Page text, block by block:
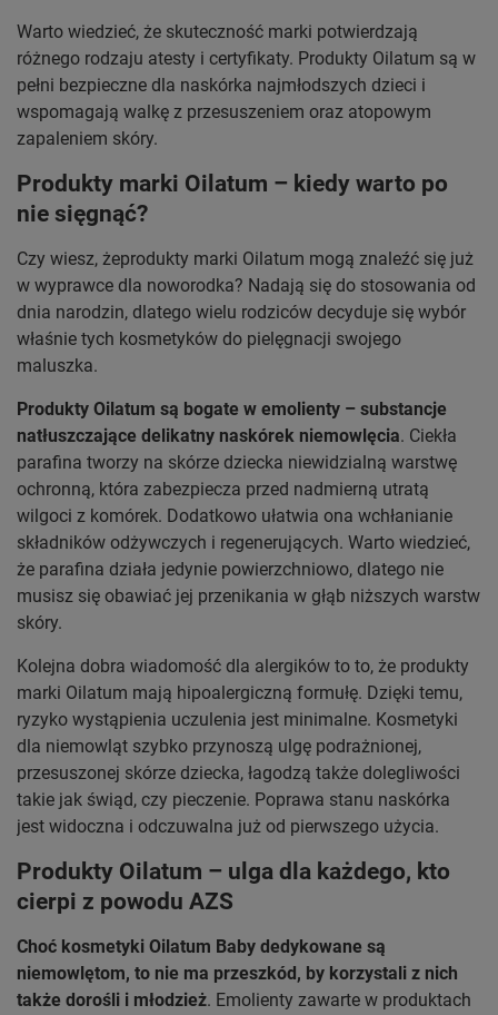
Warto wiedzieć, że skuteczność marki potwierdzają
różnego rodzaju atesty i certyfikaty. Produkty Oilatum są w
pełni bezpieczne dla naskórka najmłodszych dzieci i
wspomagają walkę z przesuszeniem oraz atopowym
zapaleniem skóry.
Produkty marki Oilatum – kiedy warto po
nie sięgnąć?
Czy wiesz, żeprodukty marki Oilatum mogą znaleźć się już
w wyprawce dla noworodka? Nadają się do stosowania od
dnia narodzin, dlatego wielu rodziców decyduje się wybór
właśnie tych kosmetyków do pielęgnacji swojego
maluszka.
Produkty Oilatum są bogate w emolienty – substancje
natłuszczające delikatny naskórek niemowlęcia. Ciekła
parafina tworzy na skórze dziecka niewidzialną warstwę
ochronną, która zabezpiecza przed nadmierną utratą
wilgoci z komórek. Dodatkowo ułatwia ona wchłanianie
składników odżywczych i regenerujących. Warto wiedzieć,
że parafina działa jedynie powierzchniowo, dlatego nie
musisz się obawiać jej przenikania w głąb niższych warstw
skóry.
Kolejna dobra wiadomość dla alergików to to, że produkty
marki Oilatum mają hipoalergiczną formułę. Dzięki temu,
ryzyko wystąpienia uczulenia jest minimalne. Kosmetyki
dla niemowląt szybko przynoszą ulgę podrażnionej,
przesuszonej skórze dziecka, łagodzą także dolegliwości
takie jak świąd, czy pieczenie. Poprawa stanu naskórka
jest widoczna i odczuwalna już od pierwszego użycia.
Produkty Oilatum – ulga dla każdego, kto
cierpi z powodu AZS
Choć kosmetyki Oilatum Baby dedykowane są
niemowlętom, to nie ma przeszkód, by korzystali z nich
także dorośli i młodzież. Emolienty zawarte w produktach